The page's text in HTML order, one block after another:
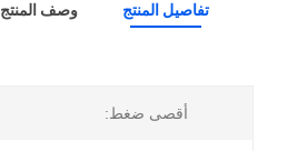
تفاصيل المنتج وصف المنتج
أقصى ضغط: